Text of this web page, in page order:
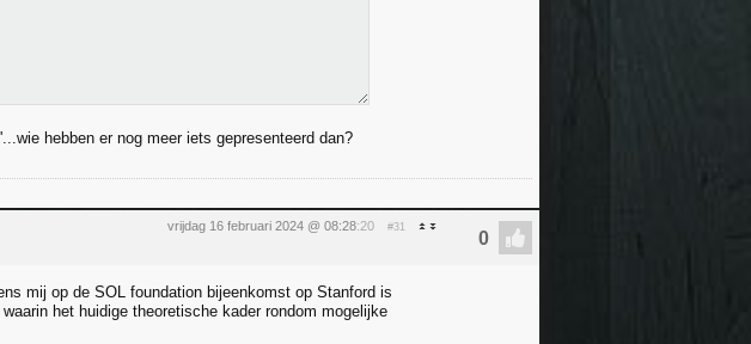
hebben er nog meer iets gepresenteerd dan?
vrijdag 16 februari 2024 @ 08:28:20 #31
mij op de SOL foundation bijeenkomst op Stanford is
het huidige theoretische kader rondom mogelijke